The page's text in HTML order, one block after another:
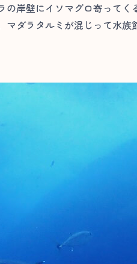
岸壁にイソマグロ寄ってく
マダラタルミが混じって水族